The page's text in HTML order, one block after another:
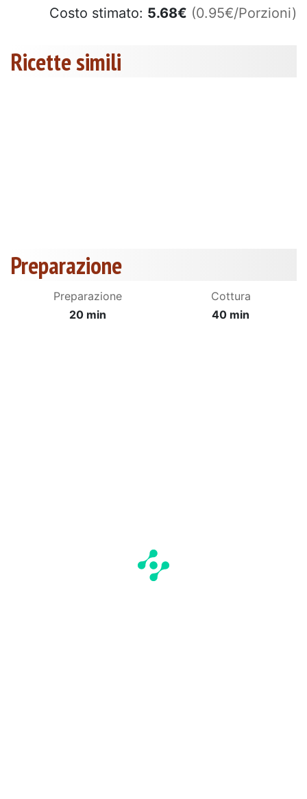
Costo stimato: 5.68€ (0.95€/Porzioni)
Ricette simili
Preparazione
Preparazione
20 min
Cottura
40 min